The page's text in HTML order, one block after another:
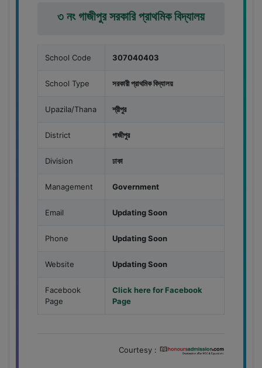
৩ নং গাজীপুর সরকারি প্রাথমিক বিদ্যালয়
School Code 307040403
School Type সরকারী প্রাথমিক বিদ্যালয়
Upazila/Thana শ্রীপুর
District গাজীপুর
Division ঢাকা
Management Government
Email Updating Soon
Phone Updating Soon
Website Updating Soon
Facebook
Page
Click here for Facebook
Page
Courtesy :